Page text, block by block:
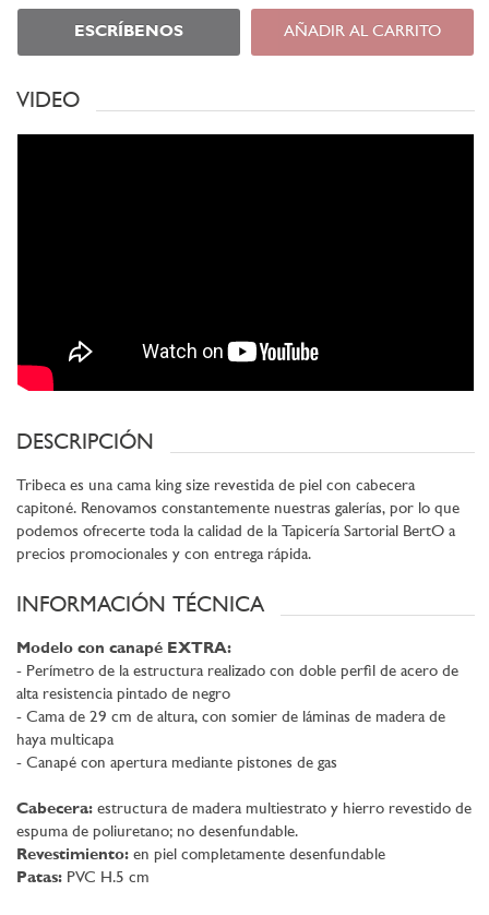
ESCRÍBENOS AÑADIR AL CARRITO
VIDEO
DESCRIPCIÓN
Tribeca es una cama king size revestida de piel con cabecera
capitoné. Renovamos constantemente nuestras galerías, por lo que
podemos ofrecerte toda la calidad de la Tapicería Sartorial BertO a
precios promocionales y con entrega rápida.
INFORMACIÓN TÉCNICA
Modelo con canapé EXTRA:
- Perímetro de la estructura realizado con doble perfil de acero de
alta resistencia pintado de negro
- Cama de 29 cm de altura, con somier de láminas de madera de
haya multicapa
- Canapé con apertura mediante pistones de gas
Cabecera: estructura de madera multiestrato y hierro revestido de
espuma de poliuretano; no desenfundable.
Revestimiento: en piel completamente desenfundable
Patas: PVC H.5 cm